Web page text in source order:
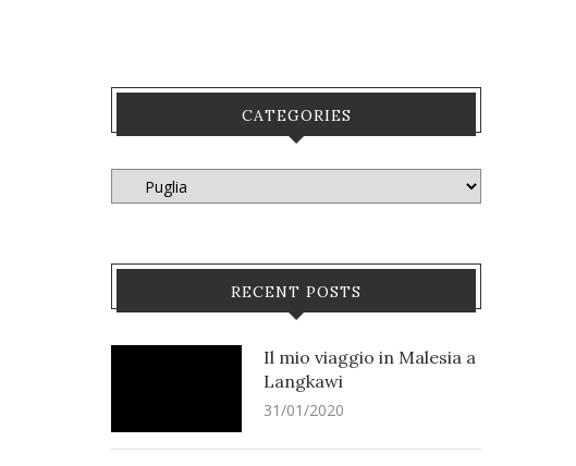
CATEGORIES
RECENT POSTS
Il mio viaggio in Malesia a
Langkawi
31/01/2020